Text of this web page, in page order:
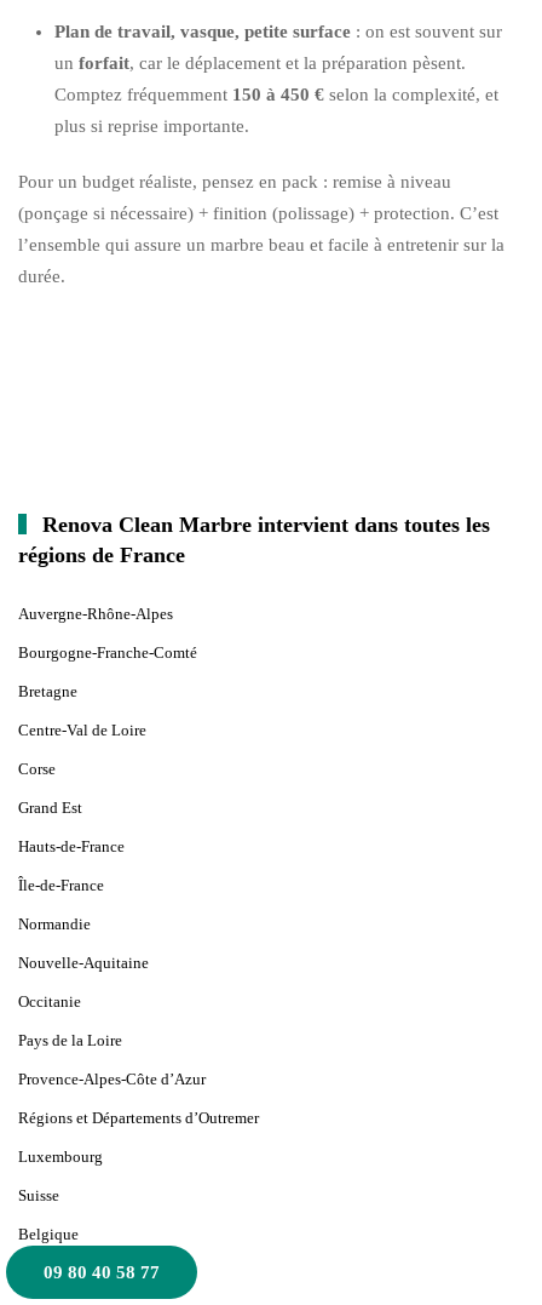
Plan de travail, vasque, petite surface : on est souvent sur
un forfait, car le déplacement et la préparation pèsent.
Comptez fréquemment 150 à 450 € selon la complexité, et
plus si reprise importante.
Pour un budget réaliste, pensez en pack : remise à niveau
(ponçage si nécessaire) + finition (polissage) + protection. C’est
l’ensemble qui assure un marbre beau et facile à entretenir sur la
durée.
09 80 40 58 77
Renova Clean Marbre intervient dans toutes les
régions de France
Auvergne-Rhône-Alpes
Bourgogne-Franche-Comté
Bretagne
Centre-Val de Loire
Corse
Grand Est
Hauts-de-France
Île-de-France
Normandie
Nouvelle-Aquitaine
Occitanie
Pays de la Loire
Provence-Alpes-Côte d’Azur
Régions et Départements d’Outremer
Luxembourg
Suisse
Belgique
Monaco